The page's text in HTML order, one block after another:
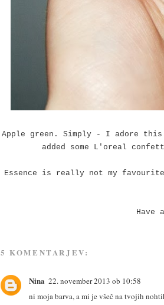
Apple green. Simply - I adore
added some L'oreal
Essence is really not my
Have
5 KOMENTARJEV:
Nina 22. november 2013 ob 10:58
ni moja barva, a mi je všeč na tvojih